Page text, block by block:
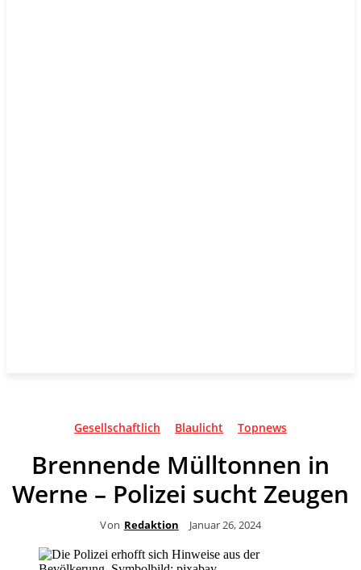
Gesellschaftlich Blaulicht Topnews
Brennende Mülltonnen in
Werne – Polizei sucht Zeugen
Von Redaktion Januar 26, 2024